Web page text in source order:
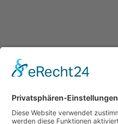
Newsletter
ZUR ANMELDUNG